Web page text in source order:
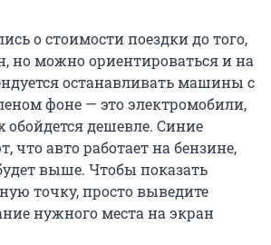
о стоимости поездки до того,
но можно ориентироваться и на
останавливать машины с
фоне — это электромобили,
обойдется дешевле. Синие
что авто работает на бензине,
выше. Чтобы показать
точку, просто выведите
нужного места на экран